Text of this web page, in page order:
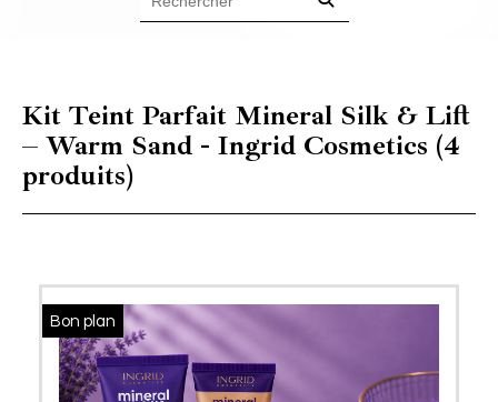
Kit Teint Parfait Mineral Silk & Lift
– Warm Sand - Ingrid Cosmetics (4
produits)
Bon plan